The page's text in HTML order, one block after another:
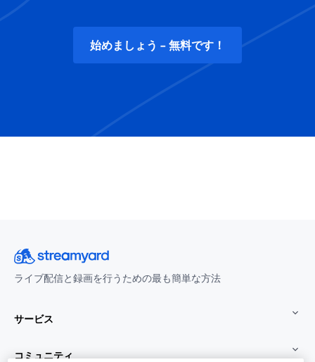
始めましょう - 無料です！
ライブ配信と録画を行うための最も簡単な方法
サービス
コミュニティ